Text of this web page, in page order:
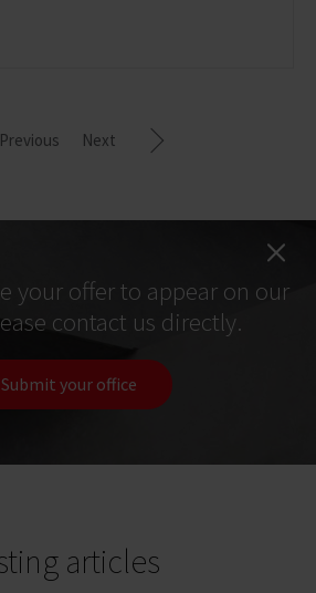
Previous Next
your offer to appear on our
contact us directly.
Submit your office
articles